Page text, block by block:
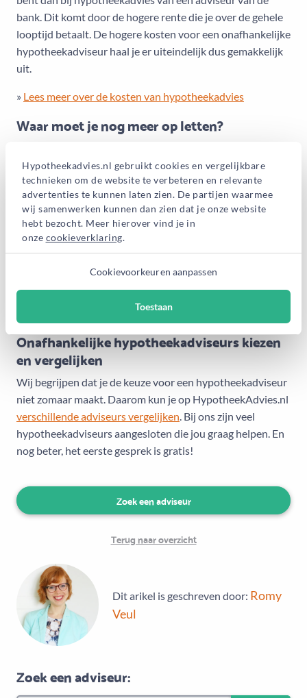
Hypotheekadvies.nl gebruikt cookies en vergelijkbare
technieken om de website te verbeteren en relevante
advertenties te kunnen laten zien. De partijen waarmee
wij samenwerken kunnen dan zien dat je onze website
hebt bezocht. Meer hierover vind je in
onze cookieverklaring.
Cookievoorkeuren aanpassen
Toestaan
bank. Dit komt door de hogere rente die je over de gehele
looptijd betaalt. De hogere kosten voor een onafhankelijke
hypotheekadviseur haal je er uiteindelijk dus gemakkelijk
uit.
» Lees meer over de kosten van hypotheekadvies
Waar moet je nog meer op letten?
overweging, hoe betrouwbaarder en objectiever het
advies is. Naast het aantal producten waaruit een adviseur
kan kiezen, is het ook belangrijk dat de adviseur kennis van
zaken heeft. Belangrijk om te weten: iedere
hypotheekadviseur in Nederland moet voldoen aan
strenge (opleidings)eisen en wordt gecontroleerd door de
Autoriteit Financiële Markten.
»
Onafhankelijke hypotheekadviseurs kiezen
en vergelijken
Wij begrijpen dat je de keuze voor een hypotheekadviseur
niet zomaar maakt. Daarom kun je op HypotheekAdvies.nl
verschillende adviseurs vergelijken. Bij ons zijn veel
hypotheekadviseurs aangesloten die jou graag helpen. En
nog beter, het eerste gesprek is gratis!
Zoek een adviseur
Terug naar overzicht
Dit arikel is geschreven door: Romy
Veul
Zoek een adviseur: